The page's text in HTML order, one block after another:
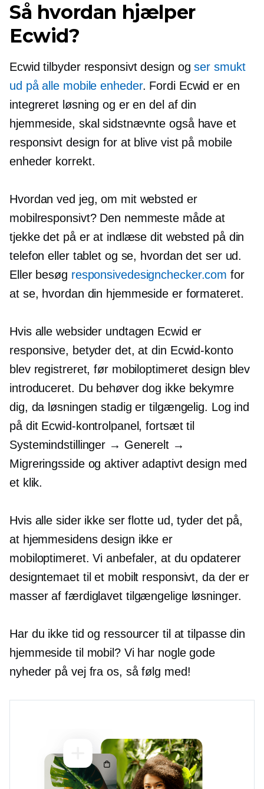
Så hvordan hjælper
Ecwid?
Ecwid tilbyder responsivt design ogser smukt
ud på alle mobile enheder. Fordi Ecwid er en
integreret løsning og er en del af din
hjemmeside, skal sidstnævnte også have et
responsivt design for at blive vist på mobile
enheder korrekt.
Hvordan ved jeg, om mit websted er
mobilresponsivt? Den nemmeste måde at
tjekke det på er at indlæse dit websted på din
telefon eller tablet og se, hvordan det ser ud.
Eller besøg responsivedesignchecker.com for
at se, hvordan din hjemmeside er formateret.
Hvis alle websider undtagen Ecwid er
responsive, betyder det, at din Ecwid-konto
blev registreret, før mobiloptimeret design blev
introduceret. Du behøver dog ikke bekymre
dig, da løsningen stadig er tilgængelig. Log ind
på dit Ecwid-kontrolpanel, fortsæt til
Systemindstillinger → Generelt →
Migreringsside og aktiver adaptivt design med
et klik.
Hvis alle sider ikke ser flotte ud, tyder det på,
at hjemmesidens design ikke er
mobiloptimeret. Vi anbefaler, at du opdaterer
designtemaet til et mobilt responsivt, da der er
masser affærdiglavettilgængelige løsninger.
Har du ikke tid og ressourcer til at tilpasse din
hjemmeside til mobil? Vi har nogle gode
nyheder på vej fra os, så følg med!